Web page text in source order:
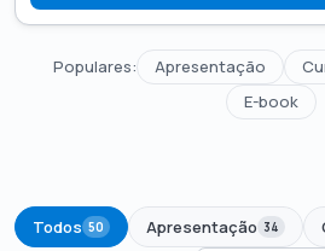
Populares: Apresentação
E-book
Todos 50 Apresentação 34